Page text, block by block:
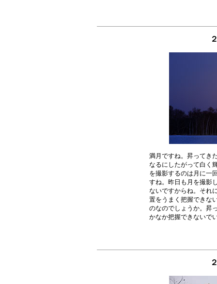
満月ですね。昇ってき
なるにしたがって白く
を撮影するのは月に一
すね。昨日も月を撮影
ないですからね。それ
置をうまく把握できな
のなのでしょうか。昇